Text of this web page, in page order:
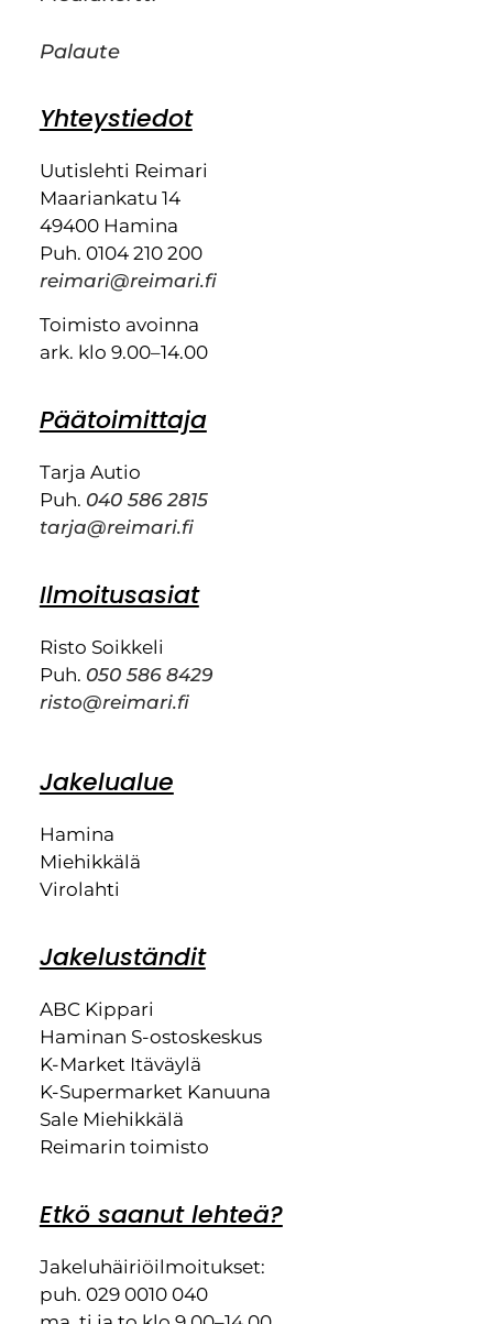
Palaute
Yhteystiedot
Uutislehti Reimari
Maariankatu 14
49400 Hamina
Puh. 0104 210 200
reimari@reimari.fi
Toimisto avoinna
ark. klo 9.00–14.00
Päätoimittaja
Tarja Autio
Puh. 040 586 2815
tarja@reimari.fi
Ilmoitusasiat
Risto Soikkeli
Puh. 050 586 8429
risto@reimari.fi
Jakelualue
Hamina
Miehikkälä
Virolahti
Jakeluständit
ABC Kippari
Haminan S-ostoskeskus
K-Market Itäväylä
K-Supermarket Kanuuna
Sale Miehikkälä
Reimarin toimisto
Etkö saanut lehteä?
Jakeluhäiriöilmoitukset:
puh. 029 0010 040